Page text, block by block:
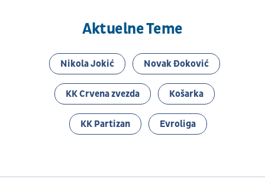
Aktuelne Teme
Nikola Jokić Novak Đoković
KK Crvena zvezda Košarka
KK Partizan Evroliga